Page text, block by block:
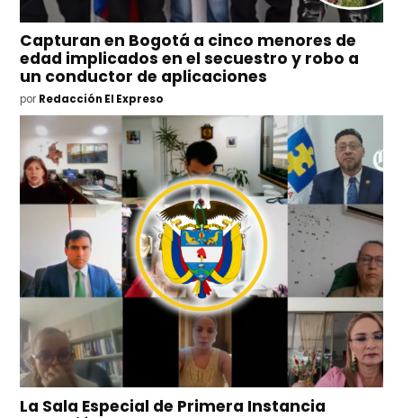
Capturan en Bogotá a cinco menores de
edad implicados en el secuestro y robo a
un conductor de aplicaciones
por Redacción El Expreso
La Sala Especial de Primera Instancia